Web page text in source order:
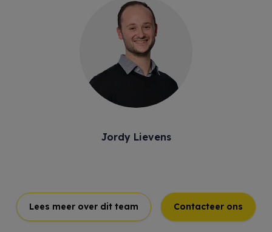
Jordy Lievens
Lees meer over dit team Contacteer ons